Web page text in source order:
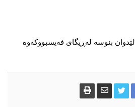
لێدوان بنوسە لەڕیگای فەیسبووکەوە